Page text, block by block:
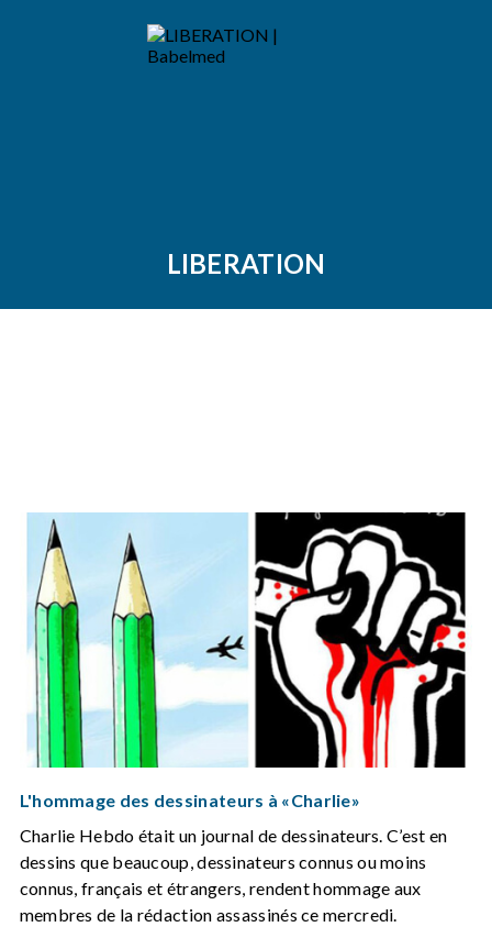
LIBERATION
L'hommage des dessinateurs à «Charlie»
Charlie Hebdo était un journal de dessinateurs. C’est en
dessins que beaucoup, dessinateurs connus ou moins
connus, français et étrangers, rendent hommage aux
membres de la rédaction assassinés ce mercredi.